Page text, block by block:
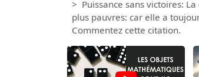
Puissance sans victoires:
plus pauvres: car elle a
Commentez cette citation.